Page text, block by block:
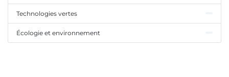
Technologies vertes
Écologie et environnement